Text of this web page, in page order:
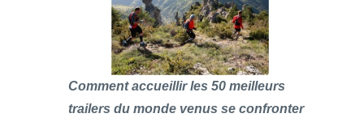
Comment accueillir les 50 meilleurs
trailers du monde venus se confronter